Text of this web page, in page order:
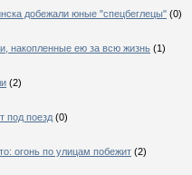
добежали юные "спецбеглецы" (0)
накопленные ею за всю жизнь (1)
(2)
под поезд (0)
огонь по улицам побежит (2)